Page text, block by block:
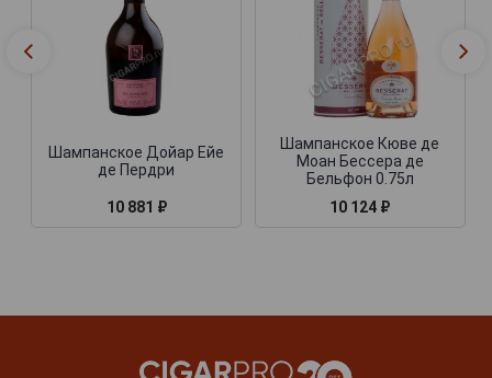
Шампанское Дойар Ейе
де Пердри
10 881 ₽
Шампанское Кюве де
Моан Бессера де
Бельфон 0.75л
10 124 ₽